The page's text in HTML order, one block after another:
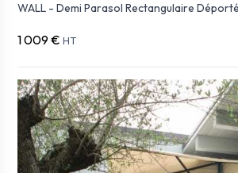
WALL - Demi Parasol Rectangulaire
1 009 € HT